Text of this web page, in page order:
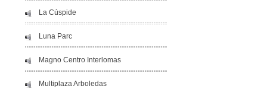
La Cúspide
Luna Parc
Magno Centro Interlomas
Multiplaza Arboledas